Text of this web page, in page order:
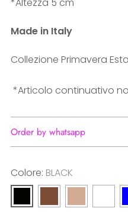
*Altezza 5 cm
Made in Italy
Collezione Primavera
*Articolo continuativo
Order by whatsapp
Colore: BLACK